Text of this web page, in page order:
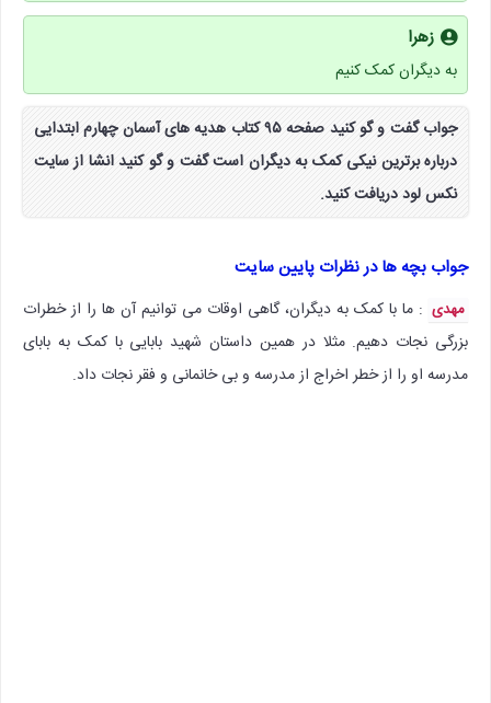
زهرا
به دیگران کمک کنیم
جواب گفت و گو کنید صفحه ۹۵ کتاب هدیه های آسمان چهارم ابتدایی
درباره برترین نیکی کمک به دیگران است گفت و گو کنید انشا از سایت
نکس لود دریافت کنید.
جواب بچه ها در نظرات پایین سایت
مهدی : ما با کمک به دیگران، گاهی اوقات می توانیم آن ها را از خطرات
بزرگی نجات دهیم. مثلا در همین داستان شهید بابایی با کمک به بابای
مدرسه او را از خطر اخراج از مدرسه و بی خانمانی و فقر نجات داد.